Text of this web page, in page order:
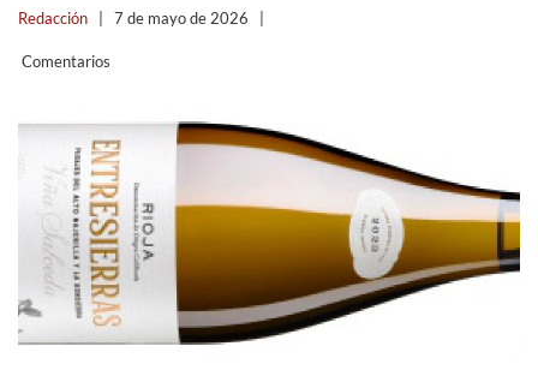
Redacción 7 de mayo de 2026
Comentarios